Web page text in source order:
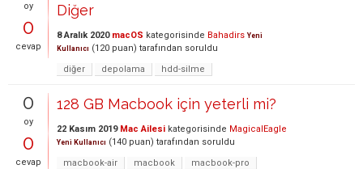
oy
0
cevap
Diğer
8 Aralık 2020 macOS kategorisinde Bahadirs Yeni
Kullanıcı (120 puan) tarafından soruldu
diğer
depolama hdd-silme
0
oy
0
cevap
128 GB Macbook için yeterli mi?
22 Kasım 2019 Mac Ailesi kategorisinde MagicalEagle
Yeni Kullanıcı (140 puan) tarafından soruldu
macbook-air
macbook
macbook-pro